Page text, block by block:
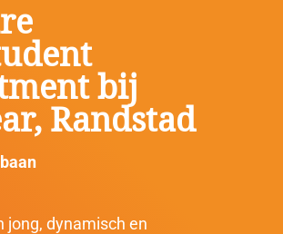
bij
Randstad
jong, dynamisch en